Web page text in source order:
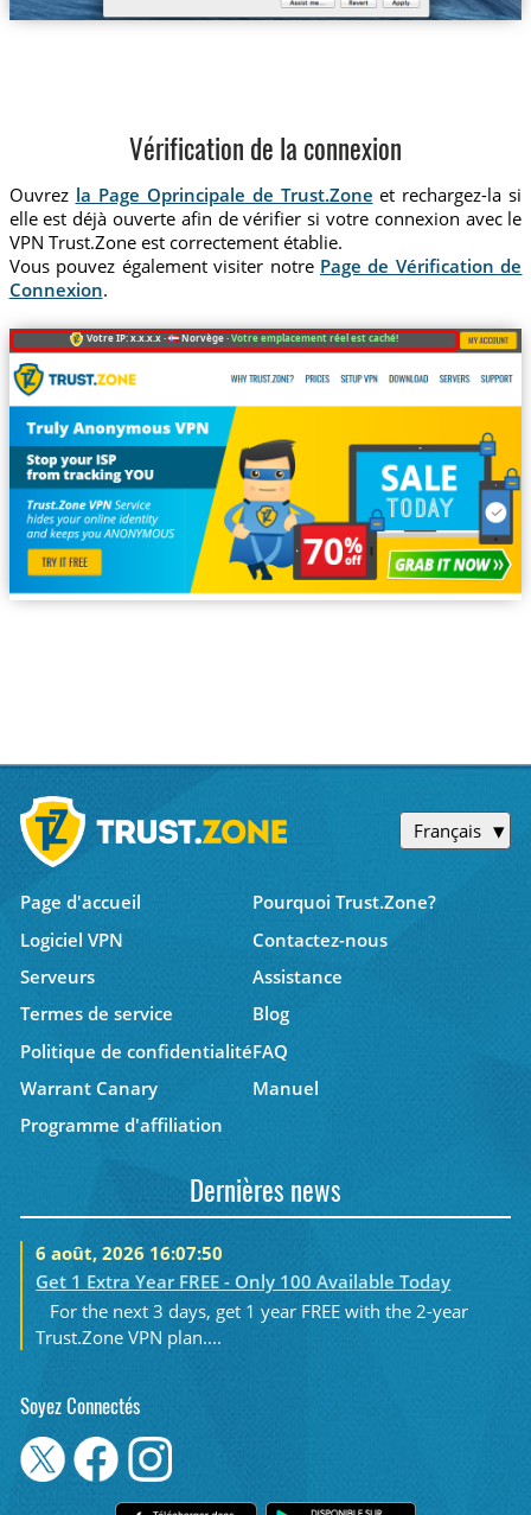
Vérification de la connexion
Ouvrez la Page Oprincipale de Trust.Zone et rechargez-la si
elle est déjà ouverte afin de vérifier si votre connexion avec le
VPN Trust.Zone est correctement établie.
Vous pouvez également visiter notre Page de Vérification de
Connexion.
Votre IP: x.x.x.x · Norvège ·Votre emplacement réel est caché!
Français
Page d'accueil
Pourquoi Trust.Zone?
Logiciel VPN
Contactez-nous
Serveurs
Assistance
Termes de service
Blog
Politique de confidentialitéFAQ
Warrant Canary
Manuel
Programme d'affiliation
Dernières news
6 août, 2026 16:07:50
Get 1 Extra Year FREE - Only 100 Available Today
For the next 3 days, get 1 year FREE with the 2-year
Trust.Zone VPN plan....
Soyez Connectés